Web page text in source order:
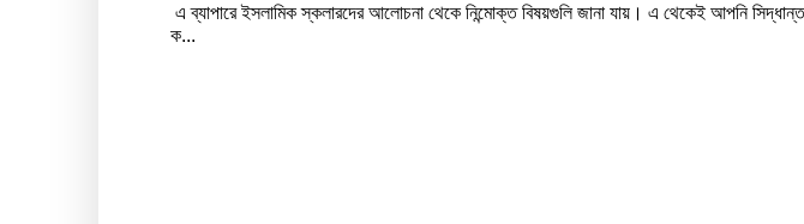
এ ব্যাপারে ইসলামিক স্কলারদের আলোচনা থেকে নিন্মোক্ত বিষয়গুলি জানা যায়। এ থেকেই আপনি সিদ্ধান্ত
ক...